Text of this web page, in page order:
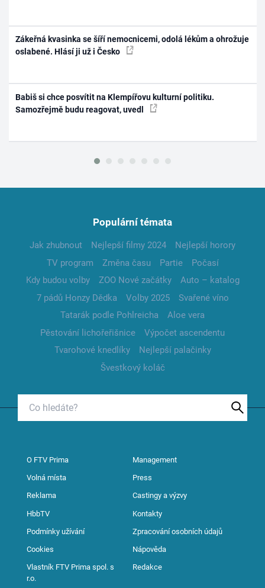
Zákeřná kvasinka se šíří nemocnicemi, odolá lékům a ohrožuje
oslabené. Hlásí ji už i Česko
Babiš si chce posvítit na Klempířovu kulturní politiku.
Samozřejmě budu reagovat, uvedl
Populární témata
Jak zhubnout Nejlepší filmy 2024
Nejlepší horory
TV program
Změna času Partie
Počasí
Kdy budou volby
ZOO Nové začátky
Auto – katalog
7 pádů Honzy Dědka
Volby 2025
Svařené víno
Tatarák podle Pohlreicha
Aloe vera
Pěstování lichořeřišnice
Výpočet ascendentu
Tvarohové knedlíky
Nejlepší palačinky
Švestkový koláč
O FTV Prima Management
Volná místa Press
Reklama Castingy a výzvy
HbbTV Kontakty
Podmínky užívání Zpracování osobních údajů
Cookies Nápověda
Vlastník FTV Prima spol. s
r.o.
Redakce